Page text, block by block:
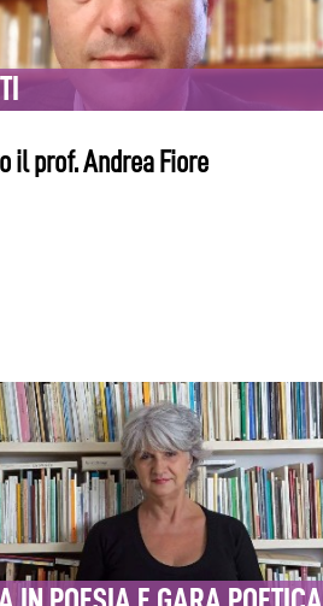
il prof. Andrea Fiore